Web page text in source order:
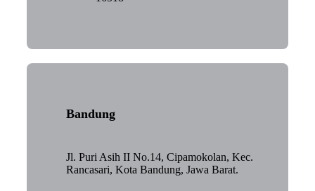
Bandung
Jl. Puri Asih II No.14, Cipamokolan, Kec.
Rancasari, Kota Bandung, Jawa Barat.